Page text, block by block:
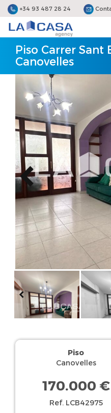
+34 93 487 28 24
Piso Carrer Sant
Canovelles
Piso
Canovelles
170.000 €
Ref. LCB42975